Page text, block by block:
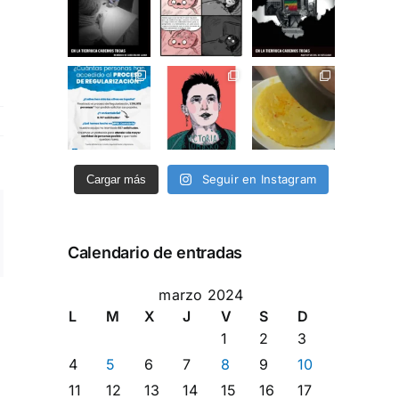
Cargar más Seguir en Instagram
Calendario de entradas
marzo 2024
L
M X J V S
D
1
2
3
4
5 6 7 8 9
10
11
12 13 14 15 16
17